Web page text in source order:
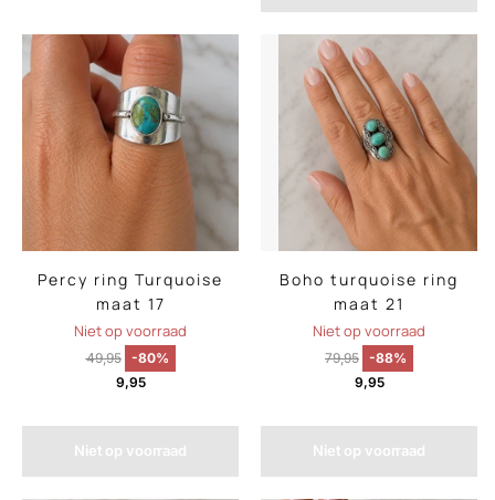
Percy ring Turquoise
maat 17
Niet op voorraad
49,95
-80%
9,95
Niet op voorraad
Boho turquoise ring
maat 21
Niet op voorraad
79,95 -88%
9,95
Niet op voorraad